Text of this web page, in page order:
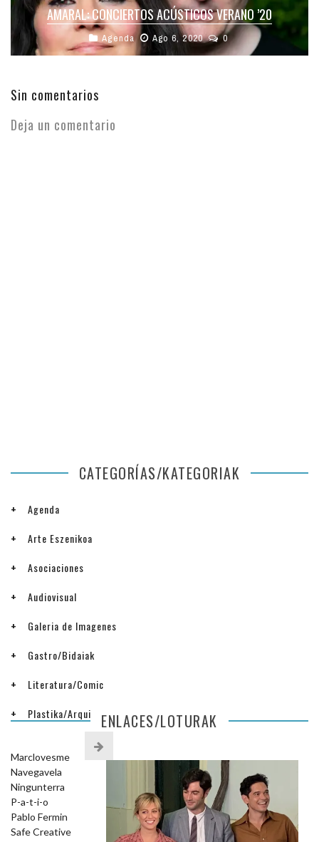
AMARAL: CONCIERTOS ACÚSTICOS VERANO ’20
Agenda Ago 6, 2020 0
Sin comentarios
Deja un comentario
CATEGORÍAS/KATEGORIAK
Agenda
Arte Eszenikoa
Asociaciones
Audiovisual
Galeria de Imagenes
Gastro/Bidaiak
Literatura/Comic
Plastika/ArquitecturaENLACES/LOTURAK
Marclovesme
Navegavela
Ningunterra
P-a-t-i-o
Pablo Fermin
Safe Creative